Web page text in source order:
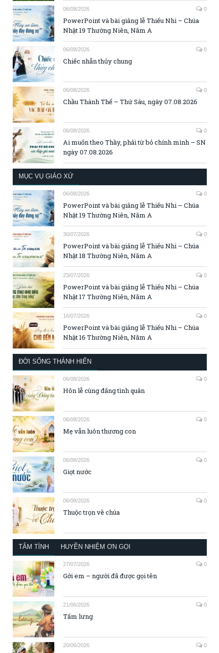
06/08/2026 0
PowerPoint và bài giảng lễ Thiếu Nhi – Chúa
Nhật 19 Thường Niên, Năm A
06/08/2026 0
Chiếc nhẫn thủy chung
06/08/2026 0
Chầu Thánh Thể – Thứ Sáu, ngày 07.08.2026
06/08/2026 0
Ai muốn theo Thầy, phải từ bỏ chính mình – SN
ngày 07.08.2026
MỤC VỤ GIÁO XỨ
06/08/2026 0
PowerPoint và bài giảng lễ Thiếu Nhi – Chúa
Nhật 19 Thường Niên, Năm A
30/07/2026 0
PowerPoint và bài giảng lễ Thiếu Nhi – Chúa
Nhật 18 Thường Niên, Năm A
23/07/2026 0
PowerPoint và bài giảng lễ Thiếu Nhi – Chúa
Nhật 17 Thường Niên, Năm A
16/07/2026 0
PowerPoint và bài giảng lễ Thiếu Nhi – Chúa
Nhật 16 Thường Niên, Năm A
ĐỜI SỐNG THÁNH HIẾN
06/08/2026 0
Hôn lễ cùng đấng tình quân
06/08/2026 0
Mẹ vẫn luôn thương con
06/08/2026 0
Giọt nước
06/08/2026 0
Thuộc trọn về chúa
TÂM TÌNH HUYỀN NHIỆM ƠN GỌI
27/07/2026 0
Gởi em – người đã được gọi tên
21/06/2026 0
Tấm lưng
20/06/2026 0